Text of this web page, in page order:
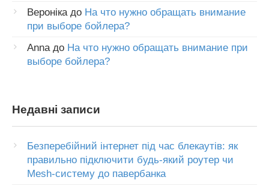
Веронікадо На что нужно обращать внимание
при выборе бойлера?
Annaдо На что нужно обращать внимание при
выборе бойлера?
Недавні записи
Безперебійний інтернет під час блекаутів: як
правильно підключити будь-який роутер чи
Mesh-систему до павербанка